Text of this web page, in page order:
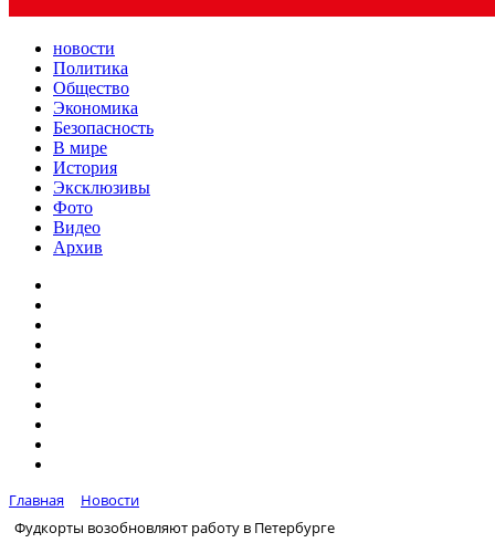
новости
Политика
Общество
Экономика
Безопасность
В мире
История
Эксклюзивы
Фото
Видео
Архив
Главная
Новости
Фудкорты возобновляют работу в Петербурге